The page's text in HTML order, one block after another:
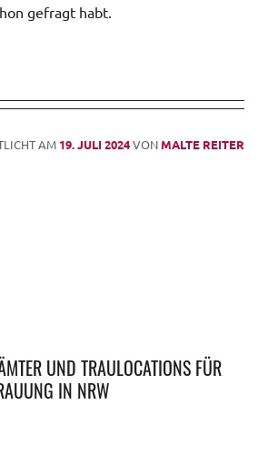
gefragt habt.
AM 19. JULI 2024VONMALTE REITER
UND TRAULOCATIONS FÜR
IN NRW